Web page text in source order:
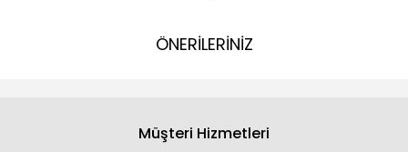
ÖNERİLERİNİZ
Müşteri Hizmetleri